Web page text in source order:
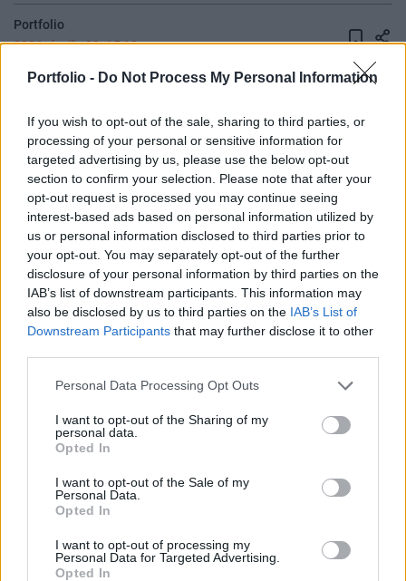
Portfolio - Do Not Process My Personal Information
If you wish to opt-out of the sale, sharing to third parties, or
processing of your personal or sensitive information for
targeted advertising by us, please use the below opt-out
section to confirm your selection. Please note that after your
opt-out request is processed you may continue seeing
interest-based ads based on personal information utilized by
us or personal information disclosed to third parties prior to
your opt-out. You may separately opt-out of the further
disclosure of your personal information by third parties on the
IAB’s list of downstream participants. This information may
also be disclosed by us to third parties on the IAB’s List of
Downstream Participants that may further disclose it to other
Personal Data Processing Opt Outs
I want to opt-out of the Sharing of my
personal data.
Opted In
I want to opt-out of the Sale of my
Personal Data.
Opted In
I want to opt-out of processing my
Personal Data for Targeted Advertising.
Opted In
Portfolio
2026. április 29. 15:13
miniszterelnök is részt vesz a május 9-ei,
győzelmi napi parádén.
Igen, lesznek vendégek. Sokan érdeklődnek Ficóról.
Megerősítem: Fico is ott lesz” – mondta Jurij Usakov orosz
elnöki tanácsadó az orosz közmédiának. Robert Fico
szlovák miniszterelnök a tavalyi győzelmi napi parádén is
részt vett, egyedüli NATO és EU vezetőként. Kapcsolódó
cikkünk 2026. 04. 29. Apokaliptikus jelenetek Tuapszében,
megszólalt Putyin az ukrán támadás...
tartozik, melynek olvasása előfizetéses
regisztrációhoz kötött.
Az előfizetés a következőket tartalmazza:
Portfolio.hu teljes cikkarchívum
kötéslistái